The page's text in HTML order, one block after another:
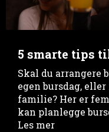
5 smarte tips
Skal du arrangere
egen bursdag,
familie? Her er
kan planlegge
Les mer